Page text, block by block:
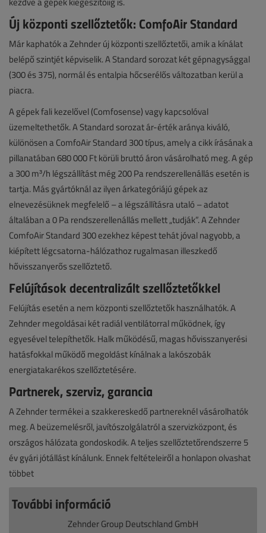
Új központi szellőztetők: ComfoAir Standard
Már kaphatók a Zehnder új központi szellőztetői, amik a kínálat
belépő szintjét képviselik. A Standard sorozat két gépnagysággal
(300 és 375), normál és entalpia hőcserélős változatban kerül a
piacra.
A gépek fali kezelővel (Comfosense) vagy kapcsolóval
üzemeltethetők. A Standard sorozat ár-érték aránya kiváló,
különösen a ComfoAir Standard 300 típus, amely a cikk írásának a
pillanatában 680 000 Ft körüli bruttó áron vásárolható meg. A gép
a 300 m³/h légszállítást még 200 Pa rendszerellenállás esetén is
tartja. Más gyártóknál az ilyen árkategóriájú gépek az
elnevezésüknek megfelelő – a légszállításra utaló – adatot
általában a 0 Pa rendszerellenállás mellett „tudják”. A Zehnder
ComfoAir Standard 300 ezekhez képest tehát jóval nagyobb, a
kiépített légcsatorna-hálózathoz rugalmasan illeszkedő
hővisszanyerős szellőztető.
Felújítások decentralizált szellőztetőkkel
Felújítás esetén a nem központi szellőztetők használhatók. A
Zehnder megoldásai két radiál ventilátorral működnek, így
egyesével telepíthetők. Halk működésű, magas hővisszanyerési
hatásfokkal működő megoldást kínálnak a lakószobák
energiatakarékos szellőztetésére.
Partnerek, szerviz, garancia
A Zehnder termékei a szakkereskedő partnereknél vásárolhatók
meg. A beüzemelésről, javítószolgálatról a szervizközpont, és
országos hálózata gondoskodik. A teljes szellőztetőrendszerre 5
év gyári jótállást kínálunk. Ennek feltételeiről a honlapon olvashat
többet
További információ
Zehnder Group Deutschland GmbH